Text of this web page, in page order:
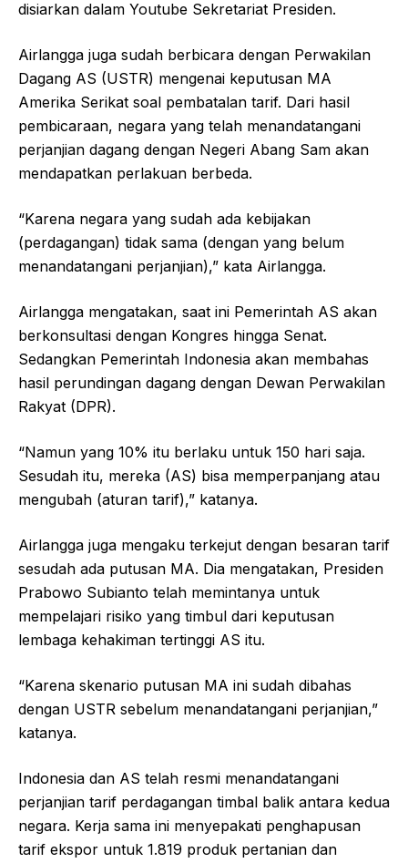
disiarkan dalam Youtube Sekretariat Presiden.
Airlangga juga sudah berbicara dengan Perwakilan
Dagang AS (USTR) mengenai keputusan MA
Amerika Serikat soal pembatalan tarif. Dari hasil
pembicaraan, negara yang telah menandatangani
perjanjian dagang dengan Negeri Abang Sam akan
mendapatkan perlakuan berbeda.
“Karena negara yang sudah ada kebijakan
(perdagangan) tidak sama (dengan yang belum
menandatangani perjanjian),” kata Airlangga.
Airlangga mengatakan, saat ini Pemerintah AS akan
berkonsultasi dengan Kongres hingga Senat.
Sedangkan Pemerintah Indonesia akan membahas
hasil perundingan dagang dengan Dewan Perwakilan
Rakyat (DPR).
“Namun yang 10% itu berlaku untuk 150 hari saja.
Sesudah itu, mereka (AS) bisa memperpanjang atau
mengubah (aturan tarif),” katanya.
Airlangga juga mengaku terkejut dengan besaran tarif
sesudah ada putusan MA. Dia mengatakan, Presiden
Prabowo Subianto telah memintanya untuk
mempelajari risiko yang timbul dari keputusan
lembaga kehakiman tertinggi AS itu.
“Karena skenario putusan MA ini sudah dibahas
dengan USTR sebelum menandatangani perjanjian,”
katanya.
Indonesia dan AS telah resmi menandatangani
perjanjian tarif perdagangan timbal balik antara kedua
negara. Kerja sama ini menyepakati penghapusan
tarif ekspor untuk 1.819 produk pertanian dan